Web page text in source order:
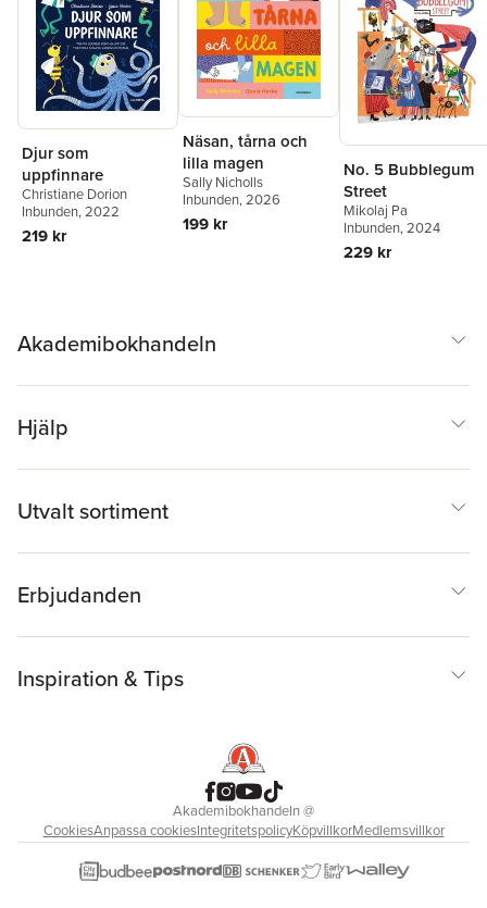
Djur som
uppfinnare
Christiane Dorion
Inbunden, 2022
219 kr
Näsan, tårna och
lilla magen
Sally Nicholls
Inbunden, 2026
199 kr
No. 5 Bubblegum
Street
Mikolaj Pa
Inbunden, 2024
229 kr
Akademibokhandeln
Hjälp
Utvalt sortiment
Erbjudanden
Inspiration & Tips
Akademibokhandeln@
CookiesAnpassa cookiesIntegritetspolicyKöpvillkorMedlemsvillkor